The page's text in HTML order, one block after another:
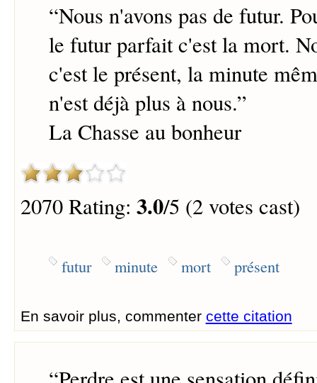
“Nous n'avons pas de futur.
le futur parfait c'est la mort.
c'est le présent, la minute
n'est déjà plus à nous.”
La Chasse au bonheur
2070 Rating: 3.0/5 (2 votes cast)
futur minute mort présent
En savoir plus, commenter cette citation